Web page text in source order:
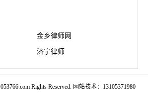
金乡律师网
济宁律师
Rights Reserved. 网站技术：13105371980